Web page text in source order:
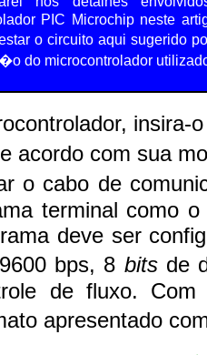
PIC Microchip neste
o circuito aqui sugerido
do microcontrolador
insira-
acordo com sua
o cabo de
terminal como
deve ser
bps, 8 bitsde
de fluxo.
apresentado